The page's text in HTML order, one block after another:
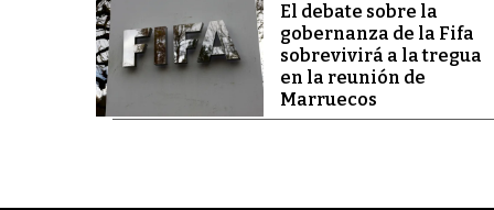
El debate sobre la
gobernanza de la Fifa
sobrevivirá a la tregua
en la reunión de
Marruecos